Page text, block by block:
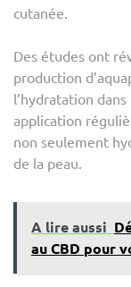
cutanée.
Des études ont
production
l’hydratation
application
non seulement
de la peau.
A lire aussi
au CBD pour